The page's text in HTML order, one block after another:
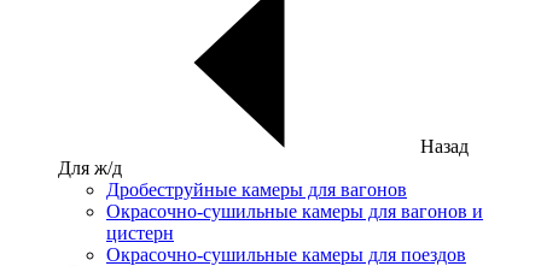
Назад
Для ж/д
Дробеструйные камеры для вагонов
Окрасочно-сушильные камеры для вагонов и
цистерн
Окрасочно-сушильные камеры для поездов